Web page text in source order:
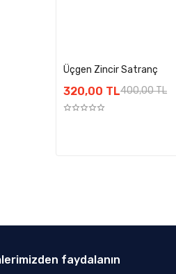
Üçgen Zincir Satranç
320,00 TL400,00 TL
faydalanın